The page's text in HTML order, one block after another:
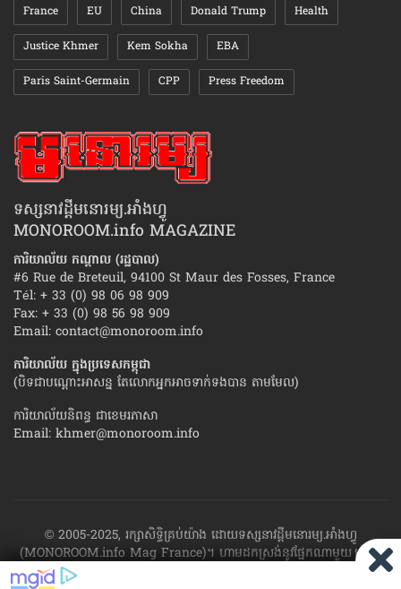
France EU China Donald Trump Health
Justice Khmer Kem Sokha EBA
Paris Saint-Germain CPP Press Freedom
ទស្សនាវដ្ដីមនោរម្យ.អាំងហ្វូ
MONOROOM.info MAGAZINE
ការិយាល័យ កណ្ដាល (រដ្ឋបាល)
#6 Rue de Breteuil, 94100 St Maur des Fosses, France
Tél: + 33 (0) 98 06 98 909
Fax: + 33 (0) 98 56 98 909
Email: contact@monoroom.info
ការិយាល័យ ក្នុង​ប្រទេស​កម្ពុជា
(បិទជាបណ្ដោះអាសន្ន តែលោកអ្នកអាចទាក់ទងបាន តាមមែល)
ការិយាល័យនិពន្ធ ជាខេមរភាសា
Email: khmer@monoroom.info
© 2005-2025, រក្សាសិទ្ធិគ្រប់យ៉ាង ដោយទស្សនាវដ្ដី​មនោរម្យ.អាំងហ្វូ
(MONOROOM.info Mag France)។ ហាម​ដក​ស្រង់​នូវ​ផ្នែក​ណា​មួយ​ ឬ​ផ្នែក​
ទាំង​អស់ ​នៃ​ការ​ផ្សាយ​របស់​ទស្សនាវដ្ដី​​មនោរម្យ.អាំងហ្វូ យក​ទៅ​​បោះពុម្ព នៅ